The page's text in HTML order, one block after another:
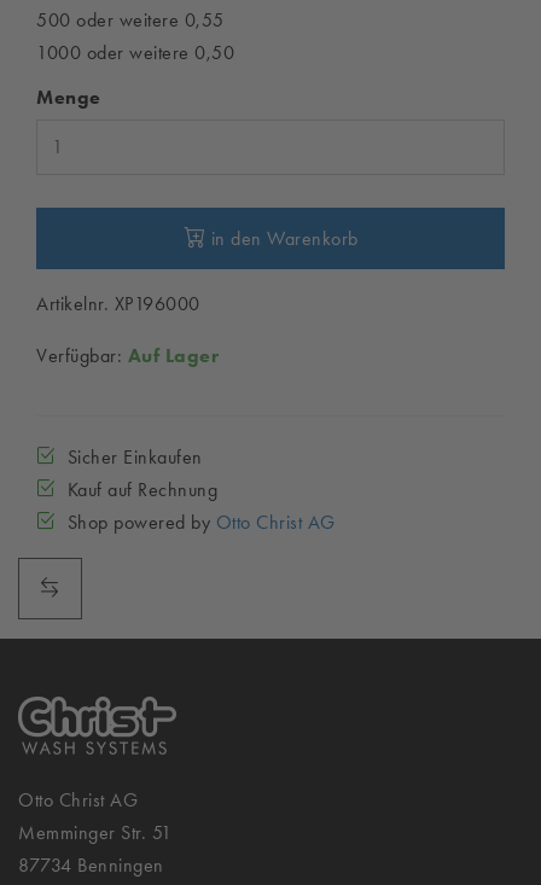
500 oder weitere 0,55
1000 oder weitere 0,50
Menge
in den Warenkorb
Artikelnr. XP196000
Verfügbar: Auf Lager
Sicher Einkaufen
Kauf auf Rechnung
Shop powered by Otto Christ AG
Otto Christ AG
Memminger Str. 51
87734 Benningen